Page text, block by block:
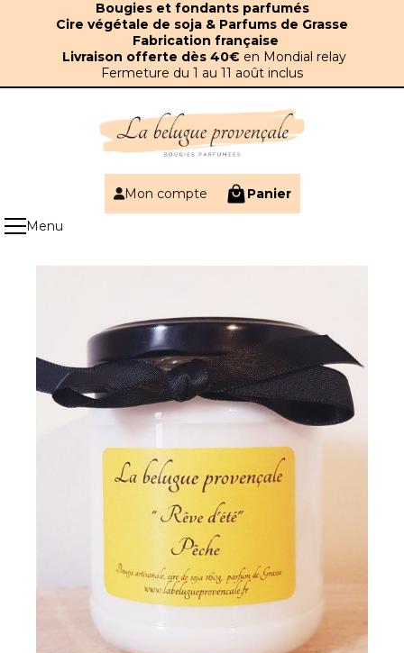
Bougies et fondants parfumés
Cire végétale de soja & Parfums de Grasse
Fabrication française
Livraison offerte dès 40€ en Mondial relay
Fermeture du 1 au 11 août inclus
Mon compte Panier
Panneau de gestion des cookies